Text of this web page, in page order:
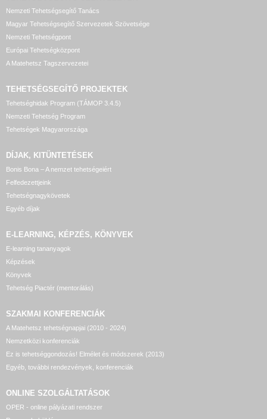
Nemzeti Tehetségsegítő Tanács
Magyar Tehetségsegítő Szervezetek Szövetsége
Nemzeti Tehetségpont
Európai Tehetségközpont
A Matehetsz Tagszervezetei
TEHETSÉGSEGÍTŐ PROJEKTEK
Tehetséghidak Program (TÁMOP 3.4.5)
Nemzeti Tehetség Program
Tehetségek Magyarországa
DÍJAK, KITÜNTETÉSEK
Bonis Bona – A nemzet tehetségeiért
Felfedezettjeink
Tehetségnagykövetek
Egyéb díjak
E-LEARNING, KÉPZÉS, KÖNYVEK
E-learning tananyagok
Képzések
Könyvek
Tehetség Piactér (mentorálás)
SZAKMAI KONFERENCIÁK
A Matehetsz tehetségnapjai (2010 - 2024)
Nemzetközi konferenciák
Ez is tehetséggondozás! Elmélet és módszerek (2013)
Egyéb, további rendezvények, konferenciák
ONLINE SZOLGÁLTATÁSOK
OPER - online pályázati rendszer